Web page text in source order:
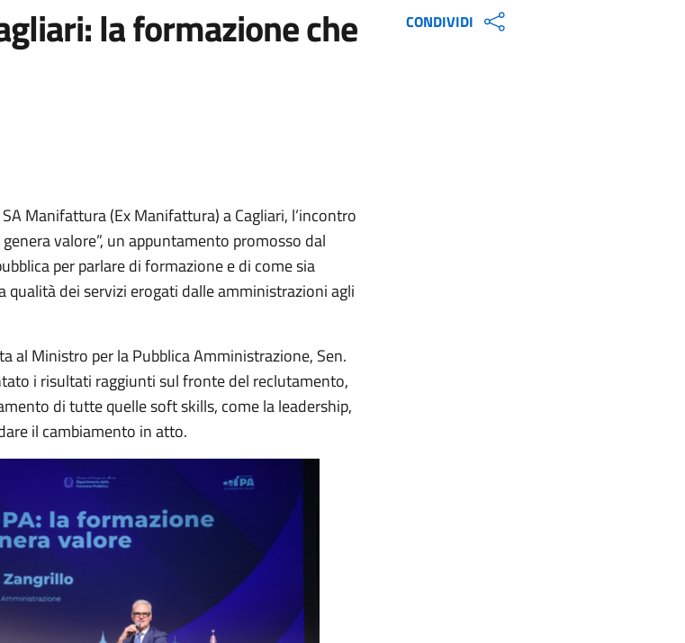
la formazione che
Manifattura (Ex Manifattura) a Cagliari, l’incontro
valore”, un appuntamento promosso dal
per parlare di formazione e di come sia
dei servizi erogati dalle amministrazioni agli
al Ministro per la Pubblica Amministrazione, Sen.
i risultati raggiunti sul fronte del reclutamento,
di tutte quelle soft skills, come la leadership,
il cambiamento in atto.
CONDIVIDI